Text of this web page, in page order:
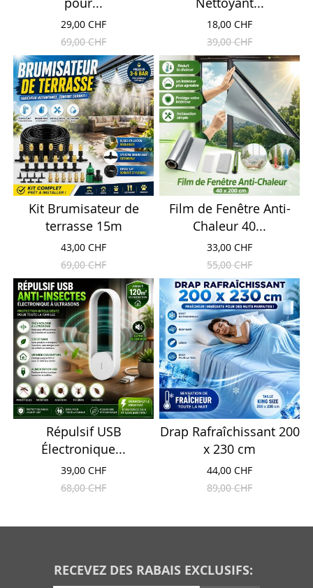
29,00 CHF
69,00 CHF
18,00 CHF
39,00 CHF
Kit Brumisateur de
terrasse 15m
43,00 CHF
69,00 CHF
Film de Fenêtre Anti-
Chaleur 40...
33,00 CHF
55,00 CHF
Répulsif USB
Électronique...
39,00 CHF
68,00 CHF
Drap Rafraîchissant 200
x 230 cm
44,00 CHF
89,00 CHF
RECEVEZ DES RABAIS EXCLUSIFS: